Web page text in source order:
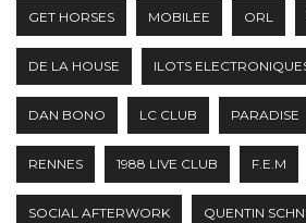
GET HORSES MOBILEE ORL
DE LA HOUSE ILOTS
DAN BONO LC CLUB PARADISE
RENNES 1988 LIVE CLUB F.E.M
SOCIAL AFTERWORK QUENTIN